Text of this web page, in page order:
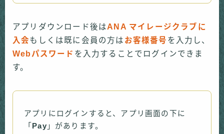
アプリダウンロード後はANA マイレージクラブに
入会もしくは既に会員の方は お客様番号 を入力し、
Webパスワード を入力することでログインできま
す。
アプリにログインすると、アプリ画面の下に
「 Pay 」があります。